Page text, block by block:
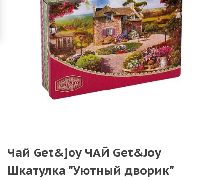
Чай Get&joy ЧАЙ Get&Joy
Шкатулка "Уютный дворик"